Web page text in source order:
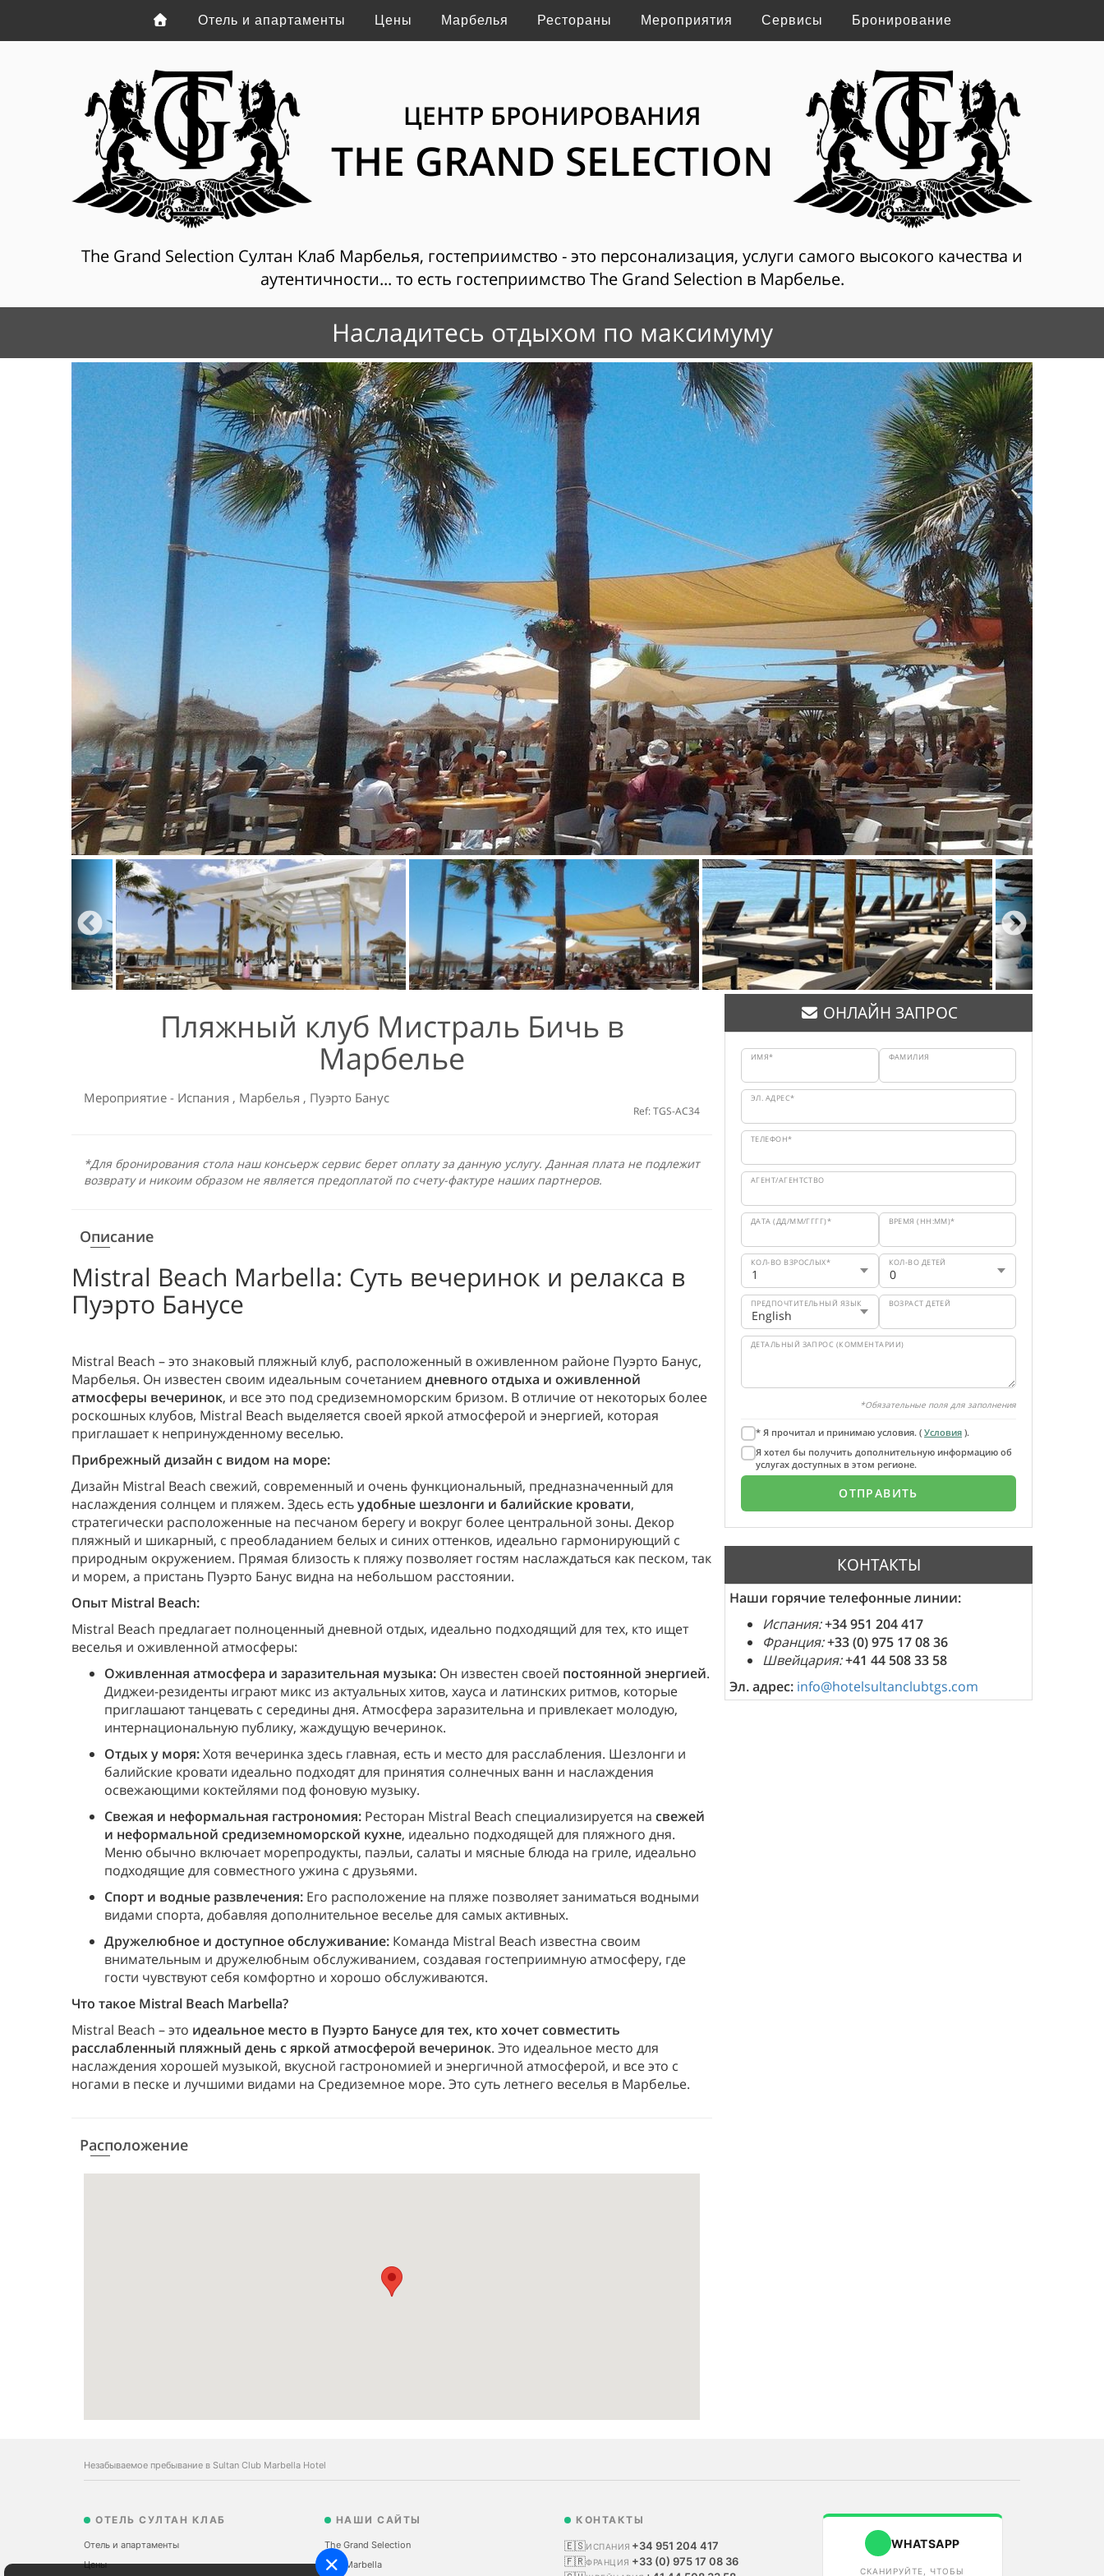
Отель и апартаменты Цены Марбелья Рестораны Мероприятия Сервисы Бронирование
ЦЕНТР БРОНИРОВАНИЯ
THE GRAND SELECTION
The Grand Selection Султан Клаб Марбелья, гостеприимство - это персонализация, услуги самого высокого качества и
аутентичности... то есть гостеприимство The Grand Selection в Марбелье.
Насладитесь отдыхом по максимуму
Пляжный клуб Мистраль Бичь в
Марбелье
Мероприятие - Испания , Марбелья , Пуэрто Банус
Ref: TGS-AC34
*Для бронирования стола наш консьерж сервис берет оплату за данную услугу. Данная плата не подлежит
возврату и никоим образом не является предоплатой по счету-фактуре наших партнеров.
Описание
Mistral Beach Marbella: Суть вечеринок и релакса в
Пуэрто Банусе
Mistral Beach – это знаковый пляжный клуб, расположенный в оживленном районе Пуэрто Банус,
Марбелья. Он известен своим идеальным сочетанием дневного отдыха и оживленной
атмосферы вечеринок, и все это под средиземноморским бризом. В отличие от некоторых более
роскошных клубов, Mistral Beach выделяется своей яркой атмосферой и энергией, которая
приглашает к непринужденному веселью.
Прибрежный дизайн с видом на море:
Дизайн Mistral Beach свежий, современный и очень функциональный, предназначенный для
наслаждения солнцем и пляжем. Здесь естьудобные шезлонги и балийские кровати,
стратегически расположенные на песчаном берегу и вокруг более центральной зоны. Декор
пляжный и шикарный, с преобладанием белых и синих оттенков, идеально гармонирующий с
природным окружением. Прямая близость к пляжу позволяет гостям наслаждаться как песком, так
и морем, а пристань Пуэрто Банус видна на небольшом расстоянии.
Опыт Mistral Beach:
Mistral Beach предлагает полноценный дневной отдых, идеально подходящий для тех, кто ищет
веселья и оживленной атмосферы:
Оживленная атмосфера и заразительная музыка: Он известен своей постоянной энергией.
Диджеи-резиденты играют микс из актуальных хитов, хауса и латинских ритмов, которые
приглашают танцевать с середины дня. Атмосфера заразительна и привлекает молодую,
интернациональную публику, жаждущую вечеринок.
Отдых у моря:Хотя вечеринка здесь главная, есть и место для расслабления. Шезлонги и
балийские кровати идеально подходят для принятия солнечных ванн и наслаждения
освежающими коктейлями под фоновую музыку.
Свежая и неформальная гастрономия: Ресторан Mistral Beach специализируется на свежей
и неформальной средиземноморской кухне, идеально подходящей для пляжного дня.
Меню обычно включает морепродукты, паэльи, салаты и мясные блюда на гриле, идеально
подходящие для совместного ужина с друзьями.
Спорт и водные развлечения: Его расположение на пляже позволяет заниматься водными
видами спорта, добавляя дополнительное веселье для самых активных.
Дружелюбное и доступное обслуживание: Команда Mistral Beach известна своим
внимательным и дружелюбным обслуживанием, создавая гостеприимную атмосферу, где
гости чувствуют себя комфортно и хорошо обслуживаются.
Что такое Mistral Beach Marbella?
Mistral Beach – это идеальное место в Пуэрто Банусе для тех, кто хочет совместить
расслабленный пляжный день с яркой атмосферой вечеринок. Это идеальное место для
наслаждения хорошей музыкой, вкусной гастрономией и энергичной атмосферой, и все это с
ногами в песке и лучшими видами на Средиземное море. Это суть летнего веселья в Марбелье.
Расположение
ОНЛАЙН ЗАПРОС
ИМЯ* ФАМИЛИЯ
ЭЛ. АДРЕС*
ТЕЛЕФОН*
АГЕНТ/АГЕНТСТВО
ДАТА (ДД/ММ/ГГГГ)* ВРЕМЯ (HH:MM)*
КОЛ-ВО ВЗРОСЛЫХ* КОЛ-ВО ДЕТЕЙ
ПРЕДПОЧТИТЕЛЬНЫЙ ЯЗЫК ВОЗРАСТ ДЕТЕЙ
ДЕТАЛЬНЫЙ ЗАПРОС (КОММЕНТАРИИ)
*Обязательные поля для заполнения
* Я прочитал и принимаю условия. ( Условия ).
Я хотел бы получить дополнительную информацию об
услугах доступных в этом регионе.
КОНТАКТЫ
Наши горячие телефонные линии:
Испания:+34 951 204 417
Франция:+33 (0) 975 17 08 36
Швейцария:+41 44 508 33 58
Эл. адрес: info@hotelsultanclubtgs.com
Незабываемое пребывание в Sultan Club Marbella Hotel
ОТЕЛЬ СУЛТАН КЛАБ
Отель и апартаменты
Цены
НАШИ САЙТЫ
The Grand Selection
Sale Marbella
КОНТАКТЫ
🇪🇸ИСПАНИЯ +34 951 204 417
🇫🇷ФРАНЦИЯ +33 (0) 975 17 08 36
WHATSAPP
СКАНИРУЙТЕ, ЧТОБЫ